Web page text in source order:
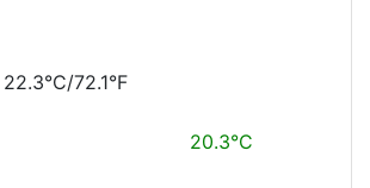
72.1°F
20.3°C